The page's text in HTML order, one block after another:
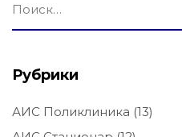
Рубрики
АИС Поликлиника (13)